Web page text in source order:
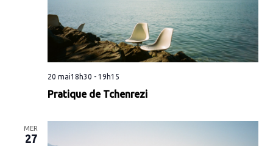
Pratique de Tchenrezi
20 mai18h30 - 19h15
MER
27